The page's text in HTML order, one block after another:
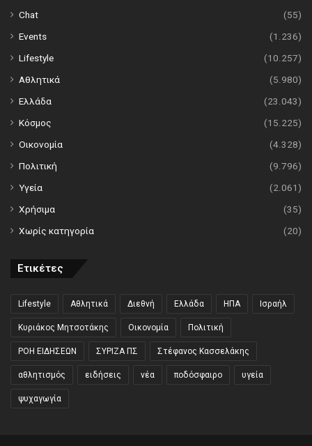
Chat
(55)
Events
(1.236)
Lifestyle
(10.257)
Αθλητικά
(5.980)
Ελλάδα
(23.043)
Κόσμος
(15.225)
Οικονομία
(4.328)
Πολιτική
(9.796)
Υγεία
(2.061)
Χρήσιμα
(35)
Χωρίς κατηγορία
(20)
Ετικέτες
Lifestyle Αθλητικά Διεθνή Ελλάδα ΗΠΑ Ισραήλ
Κυριάκος Μητσοτάκης Οικονομία Πολιτική
ΡΟΗ ΕΙΔΗΣΕΩΝ ΣΥΡΙΖΑ ΠΣ Στέφανος Κασσελάκης
αθλητισμός ειδήσεις νέα ποδόσφαιρο υγεία
ψυχαγωγία